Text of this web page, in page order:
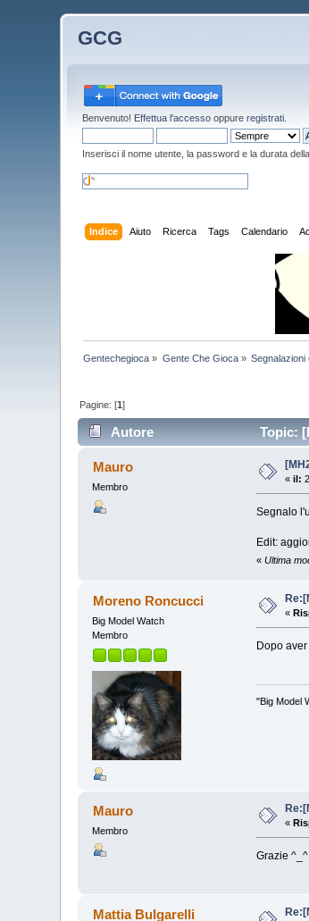
GCG
Benvenuto! Effettua l'accesso oppureregistrati
Inserisci il nome utente, la password e la durata
Indice Aiuto Ricerca Tags Calendario
Gentechegioca » Gente Che Gioca» Segnalazioni
Pagine: [1]
Autore Topic:
Mauro
Membro
«il:
Segnalo
Edit:
« Ultima
Moreno Roncucci
Big Model Watch
Membro
«
Dopo
"Big Model
Mauro
Membro
«
Grazie ^_^
Mattia Bulgarelli